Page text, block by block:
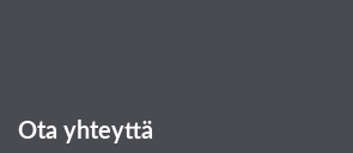
Ota yhteyttä